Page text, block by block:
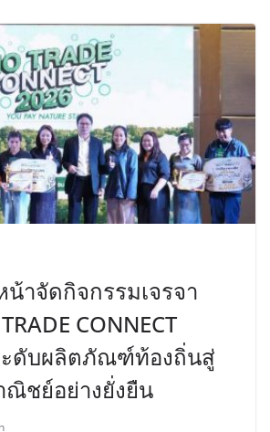
น้าจัดกิจกรรมเจรจา
CONNECT
ะดับผลิตภัณฑ์ท้องถิ่นสู่
ณิชย์อย่างยั่งยืน